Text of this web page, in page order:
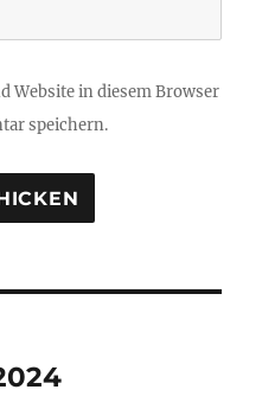
Website in diesem Browser
speichern.